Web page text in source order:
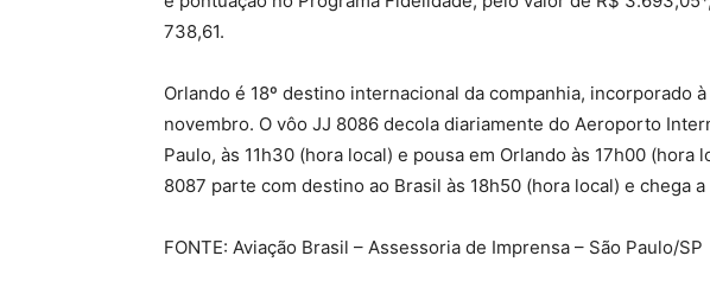
738,61.
Orlando é 18º destino internacional da companhia, incorporado
novembro. O vôo JJ 8086 decola diariamente do Aeroporto
Paulo, às 11h30 (hora local) e pousa em Orlando às 17h00 (hora
8087 parte com destino ao Brasil às 18h50 (hora local) e chega
FONTE: Aviação Brasil – Assessoria de Imprensa – São Paulo/SP